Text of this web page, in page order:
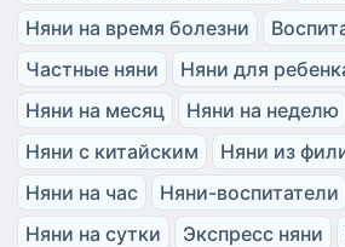
Няни на время болезни
Частные няни
Няни для
Няни на месяц
Няни на неделю
Няни с китайским
Няни из
Няни на час
Няни-воспитатели
Няни на сутки
Экспресс няни